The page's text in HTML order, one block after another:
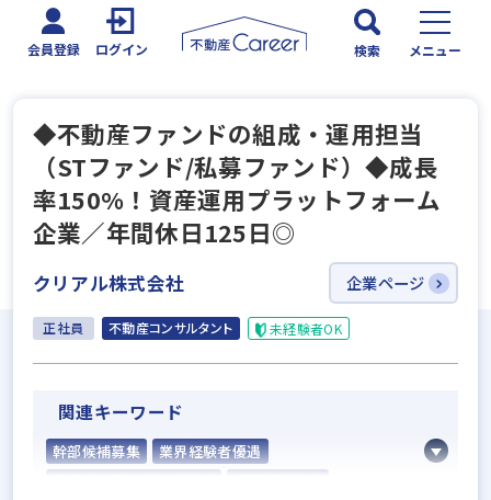
会員登録 ログイン 検索 メニュー
◆不動産ファンドの組成・運用担当
（STファンド/私募ファンド）◆成長
率150%！資産運用プラットフォーム
企業／年間休日125日◎
クリアル株式会社 企業ページ
正社員 不動産コンサルタント 未経験者OK
関連キーワード
幹部候補募集
業界経験者優遇